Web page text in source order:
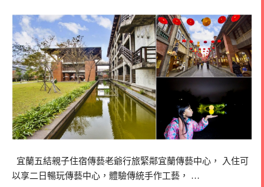
宜蘭五結親子住宿傳藝老爺行旅緊鄰宜蘭傳藝中心， 入住可
以享二日暢玩傳藝中心，體驗傳統手作工藝， …